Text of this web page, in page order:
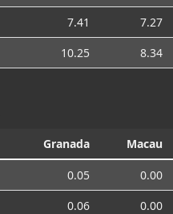
7.41 7.27
10.25 8.34
Granada Macau
0.05 0.00
0.06 0.00